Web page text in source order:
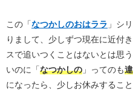
この「なつかしのおはララ 」シ
りまして、少しずつ現在に近付
スで追いつくことはないとは思
いのに「なつかしの 」ってのも
になったら、少しお休みするこ